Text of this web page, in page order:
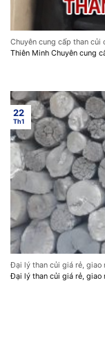
Chuyên cung cấp than
Thiên Minh Chuyên cung
Đại lý than củi giá rẻ, giao
Đại lý than củi giá rẻ, giao
22
Th1